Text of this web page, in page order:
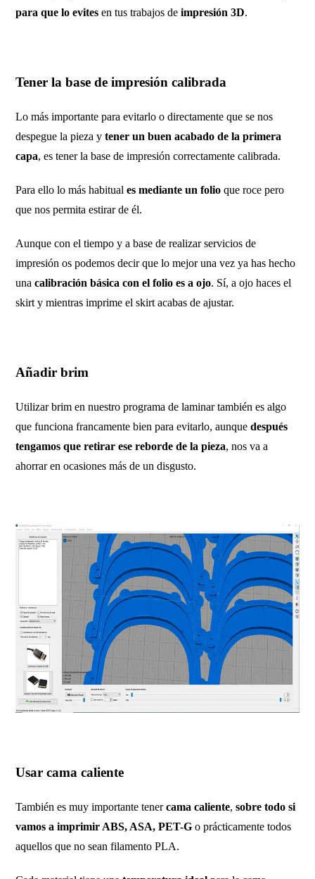
para que lo evites en tus trabajos deimpresión 3D.
Tener la base de impresión calibrada
Lo más importante para evitarlo o directamente que se nos
despegue la pieza ytener un buen acabado de la primera
capa, es tener la base de impresión correctamente calibrada.
Para ello lo más habituales mediante un folio que roce pero
que nos permita estirar de él.
Aunque con el tiempo y a base de realizar servicios de
impresión os podemos decir que lo mejor una vez ya has hecho
unacalibración básica con el folio es a ojo. Sí, a ojo haces el
skirt y mientras imprime el skirt acabas de ajustar.
Añadir brim
Utilizar brim en nuestro programa de laminar también es algo
que funciona francamente bien para evitarlo, aunquedespués
tengamos que retirar ese reborde de la pieza, nos va a
ahorrar en ocasiones más de un disgusto.
Usar cama caliente
También es muy importante tenercama caliente, sobre todo si
vamos a imprimir ABS, ASA, PET-G o prácticamente todos
aquellos que no sean filamento PLA.